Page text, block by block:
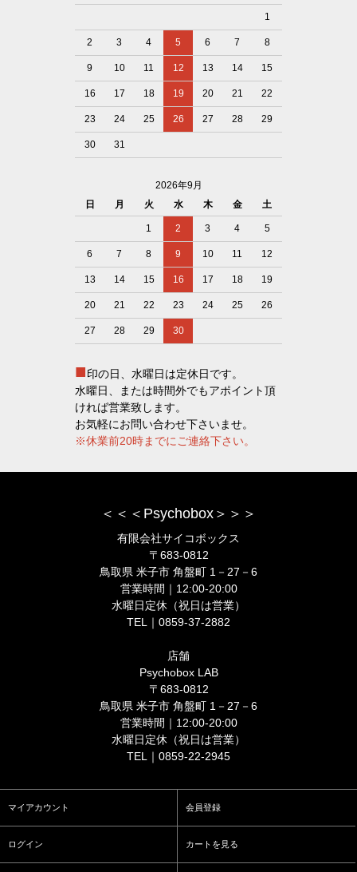
1
2 3 4 5 6 7 8
9 10 11 12 13 14 15
16 17 18 19 20 21 22
23 24 25 26 27 28 29
30 31
2026年9月
日
月 火 水 木 金 土
1 2 3 4 5
6 7 8 9 10 11 12
13 14 15 16 17 18 19
20 21 22 23 24 25 26
27 28 29 30
■印の日、水曜日は定休日です。
水曜日、または時間外でもアポイント頂
ければ営業致します。
お気軽にお問い合わせ下さいませ。
※休業前20時までにご連絡下さい。
＜＜＜Psychobox＞＞＞
有限会社サイコボックス
〒683-0812
鳥取県 米子市 角盤町 1－27－6
営業時間｜12:00-20:00
水曜日定休（祝日は営業）
TEL｜0859-37-2882
店舗
Psychobox LAB
〒683-0812
鳥取県 米子市 角盤町 1－27－6
営業時間｜12:00-20:00
水曜日定休（祝日は営業）
TEL｜0859-22-2945
マイアカウント 会員登録
ログイン カートを見る